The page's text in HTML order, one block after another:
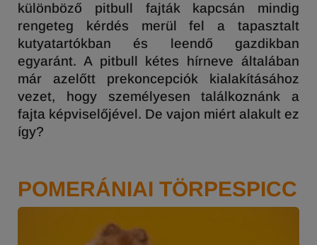
különböző pitbull fajták kapcsán mindig
rengeteg kérdés merül fel a tapasztalt
kutyatartókban és leendő gazdikban
egyaránt. A pitbull kétes hírneve általában
már azelőtt prekoncepciók kialakításához
vezet, hogy személyesen találkoznánk a
fajta képviselőjével. De vajon miért alakult ez
így?
POMERÁNIAI TÖRPESPICC